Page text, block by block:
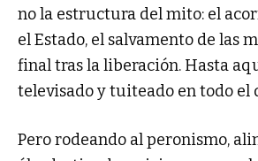
no la estructura del mito: el
el Estado, el salvamento de las
final tras la liberación. Hasta
televisado y tuiteado en todo el
Pero rodeando al peronismo,